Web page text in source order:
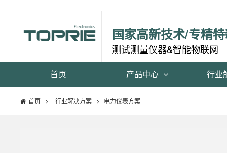
国家高新技术/专精
测试测量仪器&智能物联网
首页 产品中心 行业
首页 行业解决方案 电力仪表方案